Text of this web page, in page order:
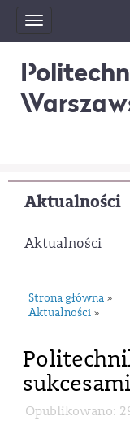
Toggle
navigation
Aktualności
Aktualności
Strona główna »
Aktualności »
Opublikowano: